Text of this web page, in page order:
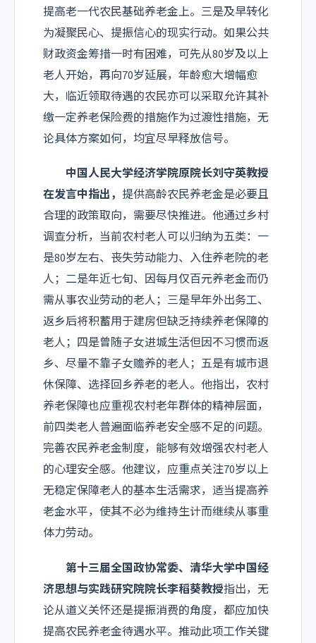
提高老一代农民基础养老金上。三是及早转化
为凝聚民心、提振信心的现实行动。如果公共
财政资金筹措一时有困难，可先从80岁及以上
老人开始，再向70岁延展，年龄愈大增幅愈
大，临近领取待遇的农民亦可以采取允许其补
缴一定养老保险费的措施作为过渡性措施，无
论具体方案如何，均宜尽早释放信号。
中国人民大学经济学院原院长刘守英教授
在发言中指出， 提供高龄农民养老金是必要且
合理的政策取向，需要尽快推进。他通过乡村
调查分析，当前农村老人可以归纳为五类：一
是80岁左右、丧失劳动能力、入住养老院的老
人；二是年近七旬、因每月仅百元养老金而仍
需从事农业劳动的老人；三是早年外出务工、
返乡后将积蓄用于建房但缺乏持续养老保障的
老人；四是曾随子女进城生活但因不习惯而返
乡、尽量不靠子女赡养的老人；五是有城市退
休保障、选择回乡养老的老人。他指出，农村
养老保障也应重视农村老年群体的精神层面，
前四类老人普遍面临养老安全感不足的问题。
完善农民养老金制度，能够有效增强农村老人
的心理安全感。他建议，应重点关注70岁以上
无稳定保障老人的基本生活需求，适当提高养
老金水平，使其不必为维持生计而继续从事重
体力劳动。
第十三届全国政协常委、清华大学中国经
济思想与实践研究院院长李稻葵教授指出，无
论从道义关怀还是提振消费的角度，都应加快
提高农民养老金待遇水平。推动此项工作关键